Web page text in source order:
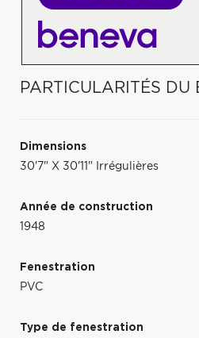
PARTICULARITÉS DU
Dimensions
30'7" X 30'11" Irrégulières
Année de construction
1948
Fenestration
PVC
Type de fenestration